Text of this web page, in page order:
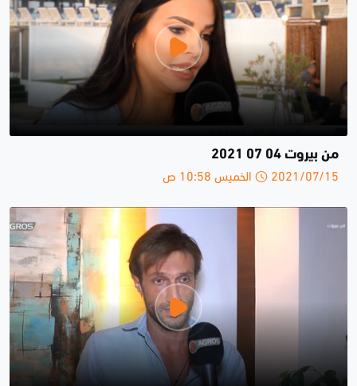
من بيروت 04 07 2021
2021/07/15 الخميس 10:58 ص